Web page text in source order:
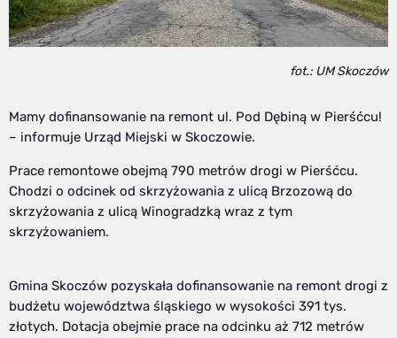
fot.: UM Skoczów
Mamy dofinansowanie na remont ul. Pod Dębiną w Pierśćcu!
– informuje Urząd Miejski w Skoczowie.
Prace remontowe obejmą 790 metrów drogi w Pierśćcu.
Chodzi o odcinek od skrzyżowania z ulicą Brzozową do
skrzyżowania z ulicą Winogradzką wraz z tym
skrzyżowaniem.
Gmina Skoczów pozyskała dofinansowanie na remont drogi z
budżetu województwa śląskiego w wysokości 391 tys.
złotych. Dotacja obejmie prace na odcinku aż 712 metrów